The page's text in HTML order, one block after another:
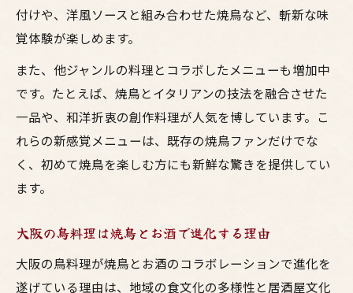
付けや、洋風ソースと組み合わせた焼鳥など、斬新な味
覚体験が楽しめます。
また、他ジャンルの料理とコラボしたメニューも増加中
です。たとえば、焼鳥とイタリアンの技法を融合させた
一品や、和洋折衷の創作料理が人気を博しています。こ
れらの新感覚メニューは、既存の焼鳥ファンだけでな
く、初めて焼鳥を楽しむ方にも新鮮な驚きを提供してい
ます。
大阪の鳥料理は焼鳥とお酒で進化する理由
大阪の鳥料理が焼鳥とお酒のコラボレーションで進化を
遂げている理由は、地域の食文化の多様性と居酒屋文化